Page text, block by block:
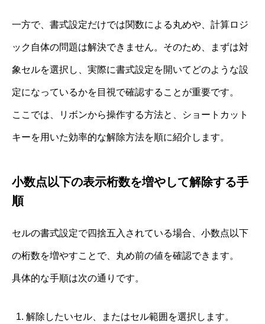
一方で、書式設定だけでは関数による丸めや、計算ロジ
ック自体の問題は解決できません。そのため、まずは対
象セルを選択し、実際に書式設定を開いてどのような設
定になっているかを目視で確認することが重要です。
ここでは、リボンから操作する方法と、ショートカット
キーを用いた効率的な解除方法を順に紹介します。
小数点以下の表示桁数を増やして解除する手
順
セルの書式設定で四捨五入されている場合、小数点以下
の桁数を増やすことで、丸め前の値を確認できます。
具体的な手順は次の通りです。
解除したいセル、またはセル範囲を選択します。